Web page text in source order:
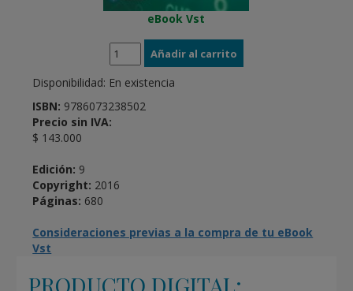
eBook Vst
Disponibilidad: En existencia
ISBN: 9786073238502
Precio sin IVA:
$ 143.000
Edición: 9
Copyright: 2016
Páginas: 680
Consideraciones previas a la compra de tu eBook
Vst
PRODUCTO DIGITAL: